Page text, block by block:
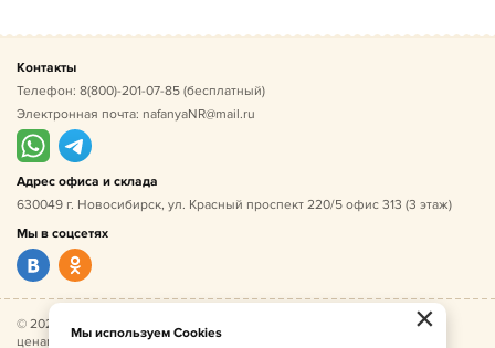
Контакты
Телефон: 8(800)-201-07-85 (бесплатный)
Электронная почта: nafanyaNR@mail.ru
Адрес офиса и склада
630049 г. Новосибирск, ул. Красный проспект 220/5 офис 313 (3 этаж)
Мы в соцсетях
© 2026 Нафаня — оптовые поставки детской одежды по
ценам производителя. ИНН 541005493544, ОГРН
×
Мы используем Cookies